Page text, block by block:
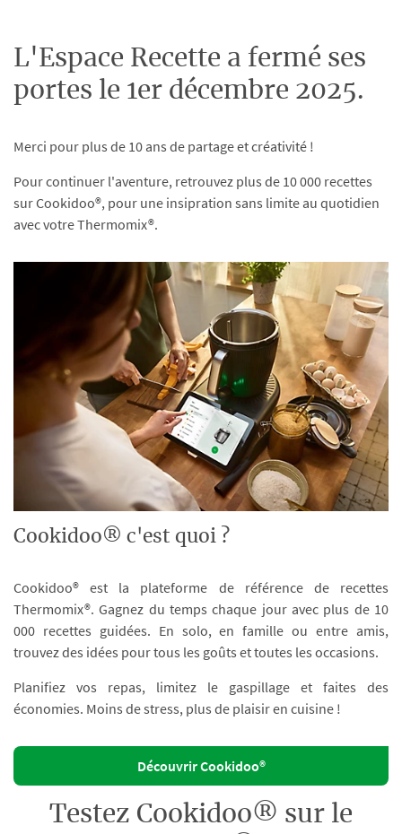
L'Espace Recette a fermé ses
portes le 1er décembre 2025.
Merci pour plus de 10 ans de partage et créativité !
Pour continuer l'aventure, retrouvez plus de 10 000 recettes
sur Cookidoo®, pour une insipration sans limite au quotidien
avec votre Thermomix®.
Cookidoo® c'est quoi ?
Cookidoo® est la plateforme de référence de recettes
Thermomix®. Gagnez du temps chaque jour avec plus de 10
000 recettes guidées. En solo, en famille ou entre amis,
trouvez des idées pour tous les goûts et toutes les occasions.
Planifiez vos repas, limitez le gaspillage et faites des
économies. Moins de stress, plus de plaisir en cuisine !
Découvrir Cookidoo®
Testez Cookidoo® sur le